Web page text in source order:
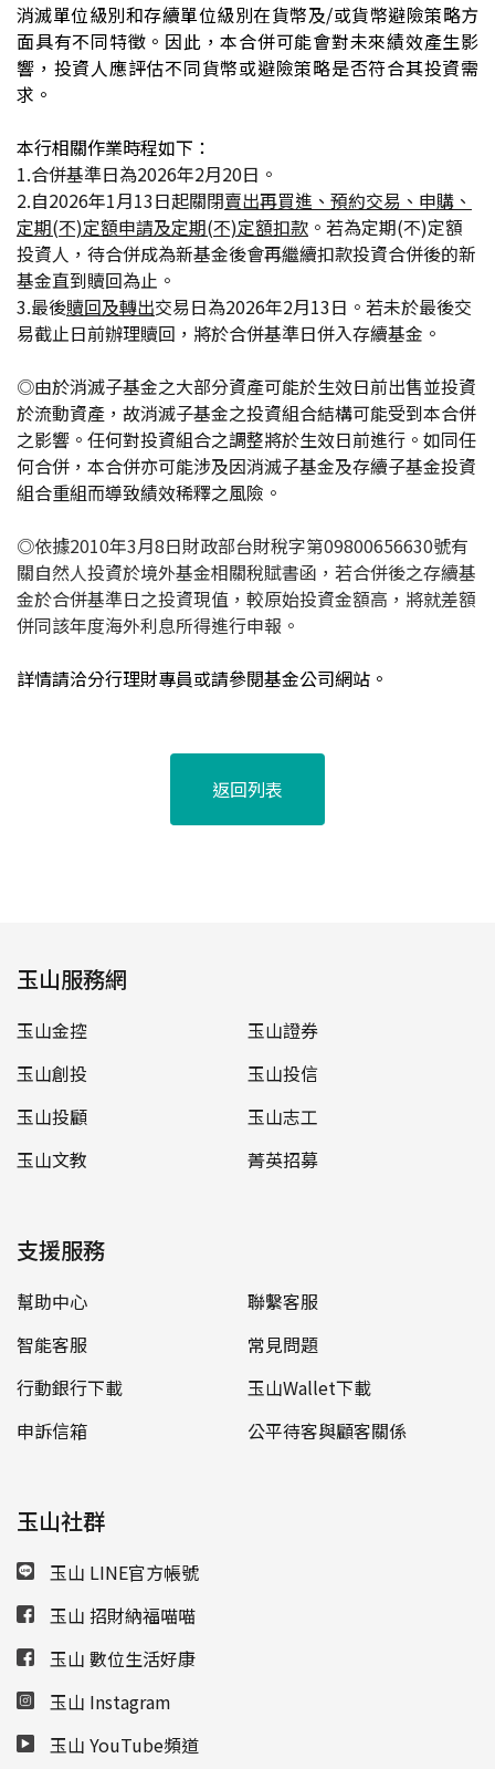
消滅單位級別和存續單位級別在貨幣及/或貨幣避險策略方
面具有不同特徵。因此，本合併可能會對未來績效產生影
響，投資人應評估不同貨幣或避險策略是否符合其投資需
求。
本行相關作業時程如下：
1.合併基準日為2026年2月20日。
2.自2026年1月13日起關閉賣出再買進、預約交易、申購、
定期(不)定額申請及定期(不)定額扣款 。若為定期(不)定額
投資人，待合併成為新基金後會再繼續扣款投資合併後的新
基金直到贖回為止。
3.最後贖回及轉出交易日為2026年2月13日。若未於最後交
易截止日前辦理贖回，將於合併基準日併入存續基金。
◎由於消滅子基金之大部分資產可能於生效日前出售並投資
於流動資產，故消滅子基金之投資組合結構可能受到本合併
之影響。任何對投資組合之調整將於生效日前進行。如同任
何合併，本合併亦可能涉及因消滅子基金及存續子基金投資
組合重組而導致績效稀釋之風險。
◎依據2010年3月8日財政部台財稅字第09800656630號有
關自然人投資於境外基金相關稅賦書函，若合併後之存續基
金於合併基準日之投資現值，較原始投資金額高，將就差額
併同該年度海外利息所得進行申報。
詳情請洽分行理財專員或請參閱基金公司網站。
返回列表
玉山服務網
玉山金控
玉山證券
玉山創投
玉山投信
玉山投顧
玉山志工
玉山文教
菁英招募
支援服務
幫助中心
聯繫客服
智能客服
常見問題
行動銀行下載
玉山Wallet下載
申訴信箱
公平待客與顧客關係
玉山社群
玉山 LINE官方帳號
玉山 招財納福喵喵
玉山 數位生活好康
玉山 Instagram
玉山 YouTube頻道